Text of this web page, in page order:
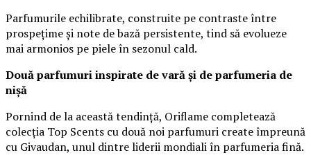
Parfumurile echilibrate, construite pe contraste între
prospețime și note de bază persistente, tind să evolueze
mai armonios pe piele în sezonul cald.
Două parfumuri inspirate de vară și de parfumeria de
nișă
Pornind de la această tendință, Oriflame completează
colecția Top Scents cu două noi parfumuri create împreună
cu Givaudan, unul dintre liderii mondiali în parfumeria fină.